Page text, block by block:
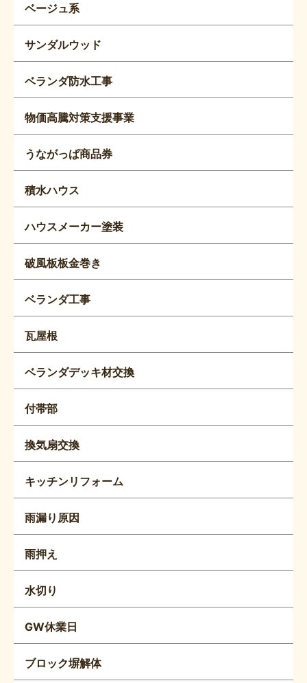
ベージュ系
サンダルウッド
ベランダ防水工事
物価高騰対策支援事業
うながっぱ商品券
積水ハウス
ハウスメーカー塗装
破風板板金巻き
ベランダ工事
瓦屋根
ベランダデッキ材交換
付帯部
換気扇交換
キッチンリフォーム
雨漏り原因
雨押え
水切り
GW休業日
ブロック塀解体